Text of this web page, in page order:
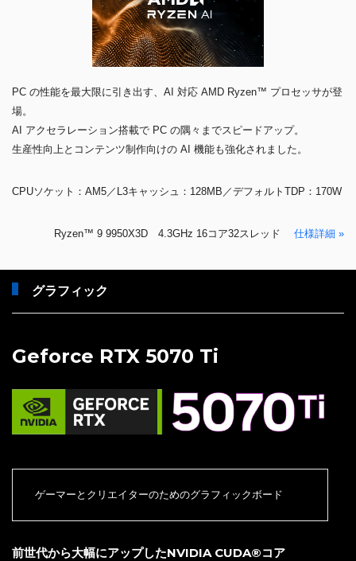
PC の性能を最大限に引き出す、AI 対応 AMD Ryzen™ プロセッサが登
場。
AI アクセラレーション搭載で PC の隅々までスピードアップ。
生産性向上とコンテンツ制作向けの AI 機能も強化されました。
CPUソケット：AM5／L3キャッシュ：128MB／デフォルトTDP：170W
Ryzen™ 9 9950X3D 4.3GHz 16コア32スレッド 仕様詳細 »
グラフィック
Geforce RTX 5070 Ti
ゲーマーとクリエイターのためのグラフィックボード
前世代から大幅にアップしたNVIDIA CUDA®コア